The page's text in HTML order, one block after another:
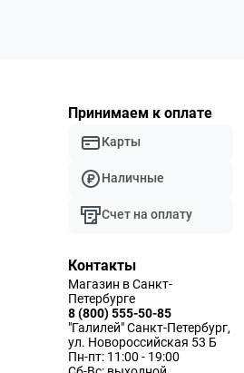
Принимаем к оплате
Карты
Наличные
Счет на оплату
Контакты
Магазин в Санкт-
Петербурге
8 (800) 555-50-85
"Галилей" Санкт-Петербург,
ул. Новороссийская 53 Б
Пн-пт: 11:00 - 19:00